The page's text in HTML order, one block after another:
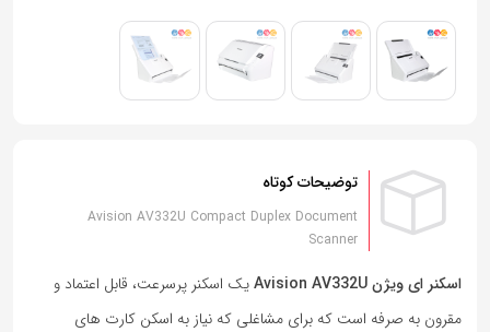
توضیحات کوتاه
Avision AV332U Compact Duplex Document
Scanner
اسکنر ای ویژن Avision AV332U
یک اسکنر پرسرعت، قابل اعتماد و
مقرون به صرفه است که برای مشاغلی که نیاز به اسکن کارت های